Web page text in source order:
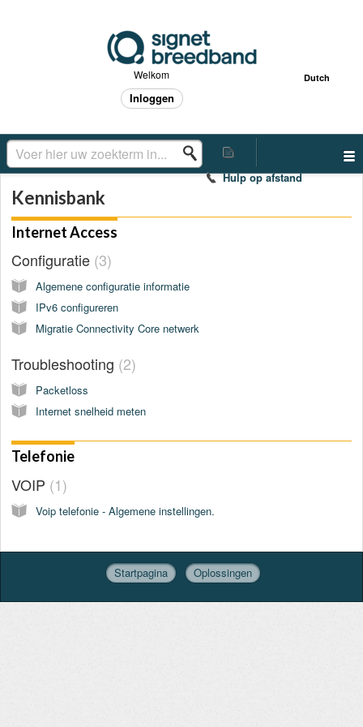
Dutch
Welkom
Inloggen
Hulp op afstand
Kennisbank
Internet Access
Configuratie 3
Algemene configuratie informatie
IPv6 configureren
Migratie Connectivity Core netwerk
Troubleshooting 2
Packetloss
Internet snelheid meten
Telefonie
VOIP 1
Voip telefonie - Algemene instellingen.
Startpagina Oplossingen